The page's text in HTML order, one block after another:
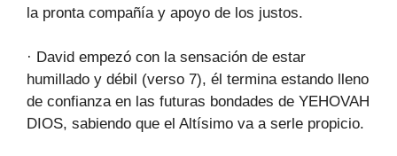
la pronta compañía y apoyo de los justos.
· David empezó con la sensación de estar
humillado y débil (verso 7), él termina estando lleno
de confianza en las futuras bondades de YEHOVAH
DIOS, sabiendo que el Altísimo va a serle propicio.